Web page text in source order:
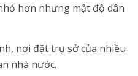
hơn nhưng mật độ dân
nơi đặt trụ sở của nhiều
nhà nước.